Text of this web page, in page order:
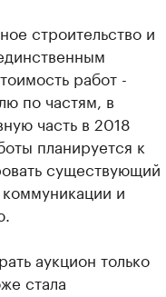
строительство и
работ -
по частям, в
часть в 2018
планируется к
существующий
и
аукцион только
стала